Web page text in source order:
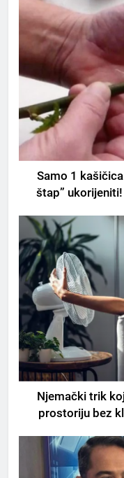
Samo 1
štap”
Njemački trik
prostoriju bez